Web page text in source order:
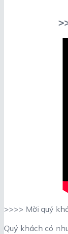
>>>> Mời quý
Quý khách có